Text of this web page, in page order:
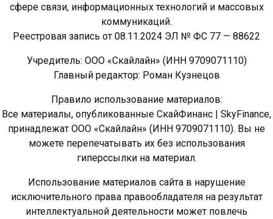
сфере связи, информационных технологий и массовых
коммуникаций.
Реестровая запись от 08.11.2024 ЭЛ № ФС 77 — 88622
Учредитель: ООО «Скайлайн» (ИНН 9709071110)
Главный редактор: Роман Кузнецов
Правило использование материалов:
Все материалы, опубликованные СкайФинанс | SkyFinance,
принадлежат ООО «Скайлайн» (ИНН 9709071110). Вы не
можете перепечатывать их без использования
гиперссылки на материал.
Использование материалов сайта в нарушение
исключительного права правообладателя на результат
интеллектуальной деятельности может повлечь